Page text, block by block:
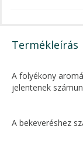
Termékleírás
A folyékony
jelentenek
A bekeveréshez
kívánt aroma
Ez azért fontos,